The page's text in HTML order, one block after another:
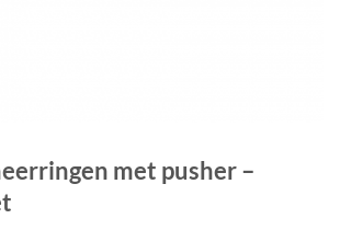
met pusher –